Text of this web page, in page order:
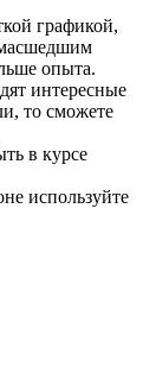
графикой,
опыта.
интересные
то сможете
в курсе
используйте